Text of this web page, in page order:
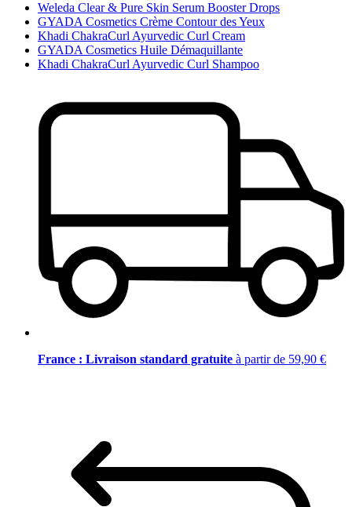
Weleda Clear & Pure Skin Serum Booster Drops
GYADA Cosmetics Crème Contour des Yeux
Khadi ChakraCurl Ayurvedic Curl Cream
GYADA Cosmetics Huile Démaquillante
Khadi ChakraCurl Ayurvedic Curl Shampoo
France : Livraison standard gratuite à partir de 59,90 €